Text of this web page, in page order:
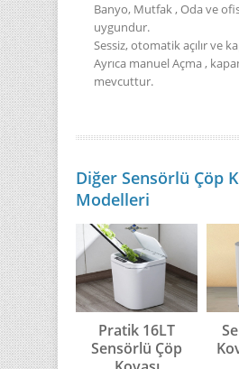
Banyo, Mutfak , Oda ve
uygundur.
Sessiz, otomatik açılır ve
Ayrıca manuel Açma ,
mevcuttur.
Diğer Sensörlü Çöp
Modelleri
Pratik 16LT
Sensörlü Çöp